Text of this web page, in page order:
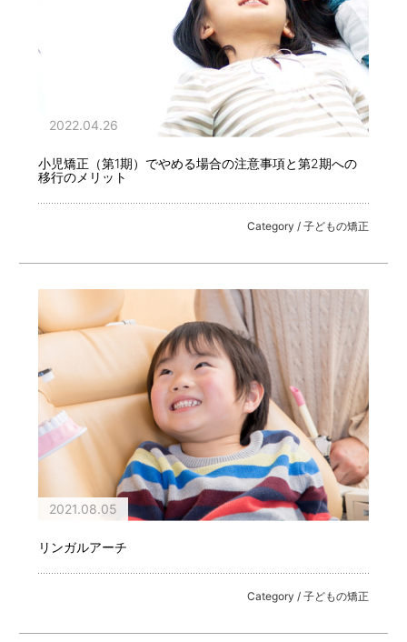
2022.04.26
小児矯正（第1期）でやめる場合の注意事項と第2期への
移行のメリット
Category / 子どもの矯正
2021.08.05
リンガルアーチ
Category / 子どもの矯正